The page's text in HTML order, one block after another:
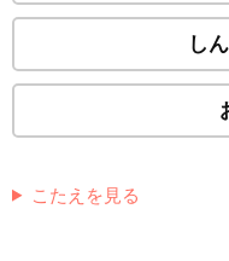
し
こたえを見る